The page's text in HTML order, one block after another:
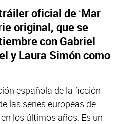
oficial de ‘Mar
original, que se
con Gabriel
y Laura Simón como
española de la ficción
las series europeas de
los últimos años. Es un